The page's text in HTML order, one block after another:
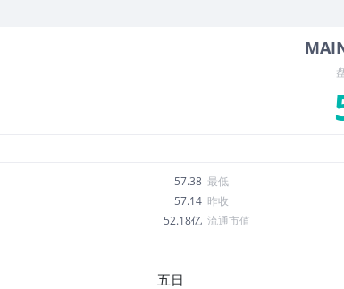
57.38 最低
57.14 昨收
52.18亿 流通市值
67.77
五日